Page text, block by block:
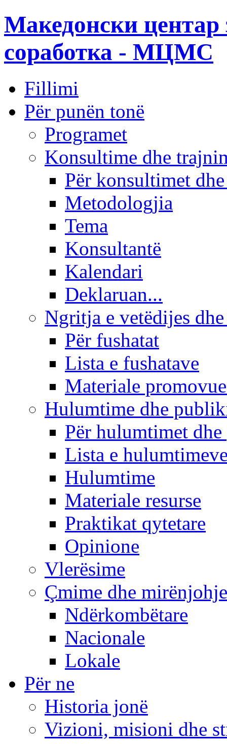
Македонски центар
соработка - МЦМС
Fillimi
Për punën tonë
Programet
Konsultime dhe
Për konsultimet
Metodologjia
Tema
Konsultantë
Kalendari
Deklaruan...
Ngritja e vetëdijes
Për fushatat
Lista e fushatave
Materiale
Hulumtime dhe
Për hulumtimet
Lista e
Hulumtime
Materiale resurse
Praktikat qytetare
Opinione
Vlerësime
Çmime dhe mirënjohje
Ndërkombëtare
Nacionale
Lokale
Për ne
Historia jonë
Vizioni, misioni dhe